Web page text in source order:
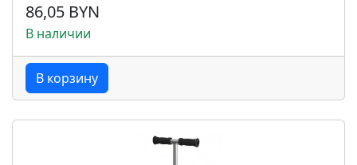
86,05 BYN
В наличии
В корзину